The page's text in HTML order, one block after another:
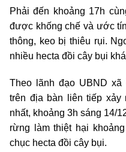
Phải đến khoảng 17h
được khống chế và ước
thông, keo bị thiêu rụi.
nhiều hecta đồi cây bụi
Theo lãnh đạo UBND
trên địa bàn liên tiếp xảy
nhất, khoảng 3h sáng 14/
rừng làm thiệt hại
chục hecta đồi cây bụi.